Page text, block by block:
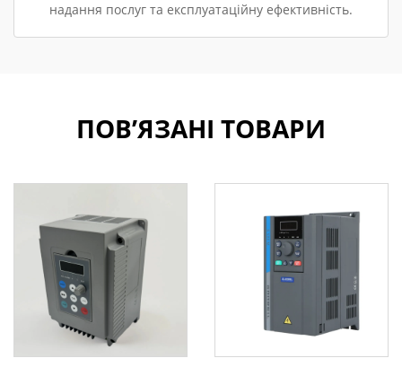
надання послуг та експлуатаційну ефективність.
ПОВ’ЯЗАНІ ТОВАРИ